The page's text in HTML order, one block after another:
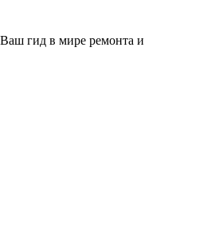
гид в мире ремонта и